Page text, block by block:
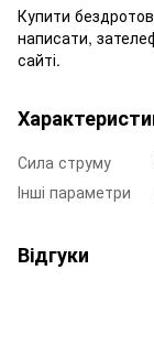
Купити
написати,
сайті.
Сила струму
Інші параметри
Відгуки